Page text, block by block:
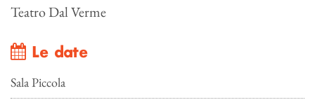
Teatro Dal Verme
Le date
Sala Piccola